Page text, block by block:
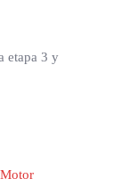
etapa 3 y